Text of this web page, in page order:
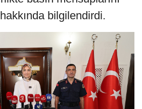
bilgilendirdi.